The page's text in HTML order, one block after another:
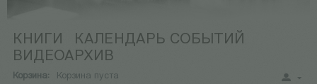
КНИГИ
КАЛЕНДАРЬ СОБЫТИЙ
ВИДЕОАРХИВ
Корзина: Корзина пуста